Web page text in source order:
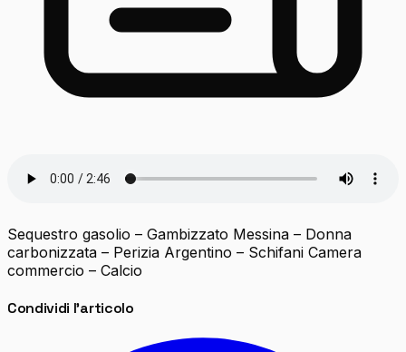
Sequestro gasolio – Gambizzato Messina – Donna
carbonizzata – Perizia Argentino – Schifani Camera
commercio – Calcio
Condividi l'articolo